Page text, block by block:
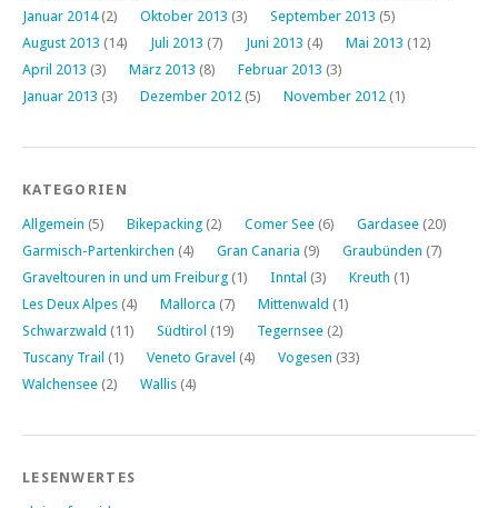
Januar 2014(2) Oktober 2013 (3) September 2013 (5)
August 2013 (14) Juli 2013 (7) Juni 2013 (4) Mai 2013 (12)
April 2013 (3) März 2013 (8) Februar 2013 (3)
Januar 2013 (3) Dezember 2012 (5) November 2012 (1)
KATEGORIEN
Allgemein (5) Bikepacking (2) Comer See (6) Gardasee (20)
Garmisch-Partenkirchen (4) Gran Canaria (9) Graubünden (7)
Graveltouren in und um Freiburg (1) Inntal (3) Kreuth (1)
Les Deux Alpes (4) Mallorca (7) Mittenwald (1)
Schwarzwald (11) Südtirol (19) Tegernsee (2)
Tuscany Trail (1) Veneto Gravel (4) Vogesen (33)
Walchensee (2) Wallis (4)
LESENWERTES